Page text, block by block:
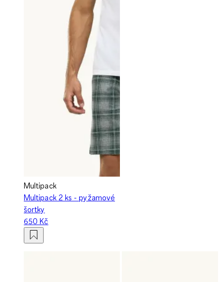
Multipack
Multipack 2 ks - pyžamové
šortky
650 Kč